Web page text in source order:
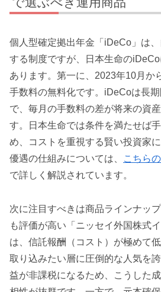
個人型確定拠出年金「iDeCo」は
する制度ですが、日本生命の
あります。第一に、2023年10月か
手数料の無料化です。iDeCoは長
で、毎月の手数料の差が将来の資
す。日本生命では条件を満たせば
め、コストを重視する賢い投資家
優遇の仕組みについては、
こちら
で詳しく解説されています。
次に注目すべきは商品ラインナッ
も評価が高い「ニッセイ外国株式
は、信託報酬（コスト）が極めて
取り込みたい層に圧倒的な人気を
益が非課税になるため、こうした